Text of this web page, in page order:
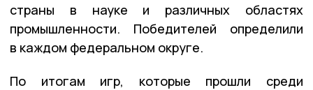
страны в науке и различных областях
промышленности. Победителей определили
в каждом федеральном округе.
По итогам игр, которые прошли среди